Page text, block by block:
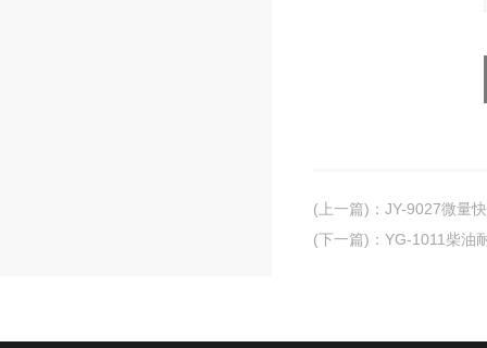
(上一篇) ： JY-9027微量
(下一篇) ： YG-1011柴油